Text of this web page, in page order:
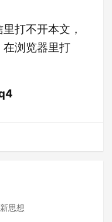
打不开本文，
浏览器里打
音更新思想